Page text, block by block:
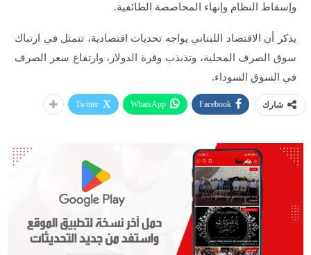
وإسقاط النظام وإنهاء المحاصصة الطائفية.
يذكر أن الاقتصاد اللبناني يواجه تحديات اقتصادية، تتمثل في ارتباك
سوق الصرف المحلية، وتذبذب وفرة الدولار، وارتفاع سعر الصرف
في السوق السوداء.
شارك Facebook
WhatsApp
Twitter